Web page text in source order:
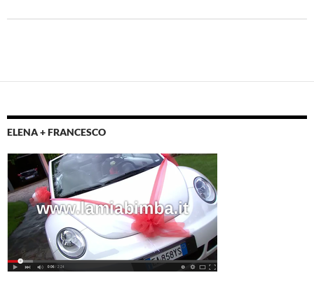
ELENA + FRANCESCO